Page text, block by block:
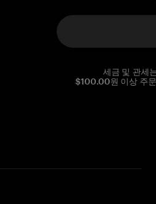
세금 및 관세
$100.00원 이상 주